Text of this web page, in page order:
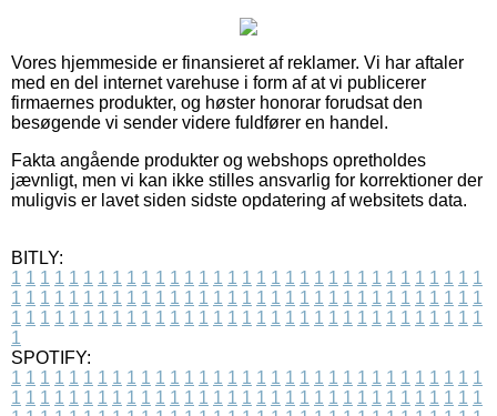
Vores hjemmeside er finansieret af reklamer. Vi har aftaler
med en del internet varehuse i form af at vi publicerer
firmaernes produkter, og høster honorar forudsat den
besøgende vi sender videre fuldfører en handel.
Fakta angående produkter og webshops opretholdes
jævnligt, men vi kan ikke stilles ansvarlig for korrektioner der
muligvis er lavet siden sidste opdatering af websitets data.
BITLY:
1 1 1 1 1 1 1 1 1 1 1 1 1 1 1 1 1 1 1 1 1 1 1 1 1 1 1 1 1 1 1 1 1
1 1 1 1 1 1 1 1 1 1 1 1 1 1 1 1 1 1 1 1 1 1 1 1 1 1 1 1 1 1 1 1 1
1 1 1 1 1 1 1 1 1 1 1 1 1 1 1 1 1 1 1 1 1 1 1 1 1 1 1 1 1 1 1 1 1
1
SPOTIFY:
1 1 1 1 1 1 1 1 1 1 1 1 1 1 1 1 1 1 1 1 1 1 1 1 1 1 1 1 1 1 1 1 1
1 1 1 1 1 1 1 1 1 1 1 1 1 1 1 1 1 1 1 1 1 1 1 1 1 1 1 1 1 1 1 1 1